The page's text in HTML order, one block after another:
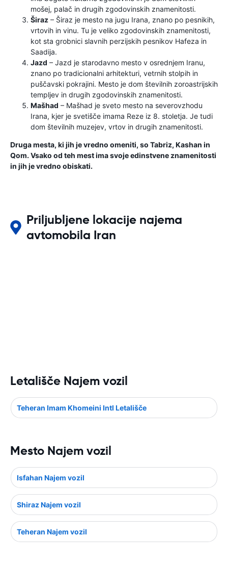
mošej, palač in drugih zgodovinskih znamenitosti.
Širaz – Širaz je mesto na jugu Irana, znano po pesnikih,
vrtovih in vinu. Tu je veliko zgodovinskih znamenitosti,
kot sta grobnici slavnih perzijskih pesnikov Hafeza in
Saadija.
Jazd – Jazd je starodavno mesto v osrednjem Iranu,
znano po tradicionalni arhitekturi, vetrnih stolpih in
puščavski pokrajini. Mesto je dom številnih zoroastrijskih
templjev in drugih zgodovinskih znamenitosti.
Mašhad – Mašhad je sveto mesto na severovzhodu
Irana, kjer je svetišče imama Reze iz 8. stoletja. Je tudi
dom številnih muzejev, vrtov in drugih znamenitosti.
Druga mesta, ki jih je vredno omeniti, so Tabriz, Kashan in
Qom. Vsako od teh mest ima svoje edinstvene znamenitosti
in jih je vredno obiskati.
Priljubljene lokacije najema
avtomobila Iran
Letališče Najem vozil
Teheran Imam Khomeini Intl Letališče
Mesto Najem vozil
Isfahan Najem vozil
Shiraz Najem vozil
Teheran Najem vozil